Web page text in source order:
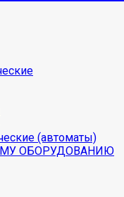
(автоматы)
ОБОРУДОВАНИЮ